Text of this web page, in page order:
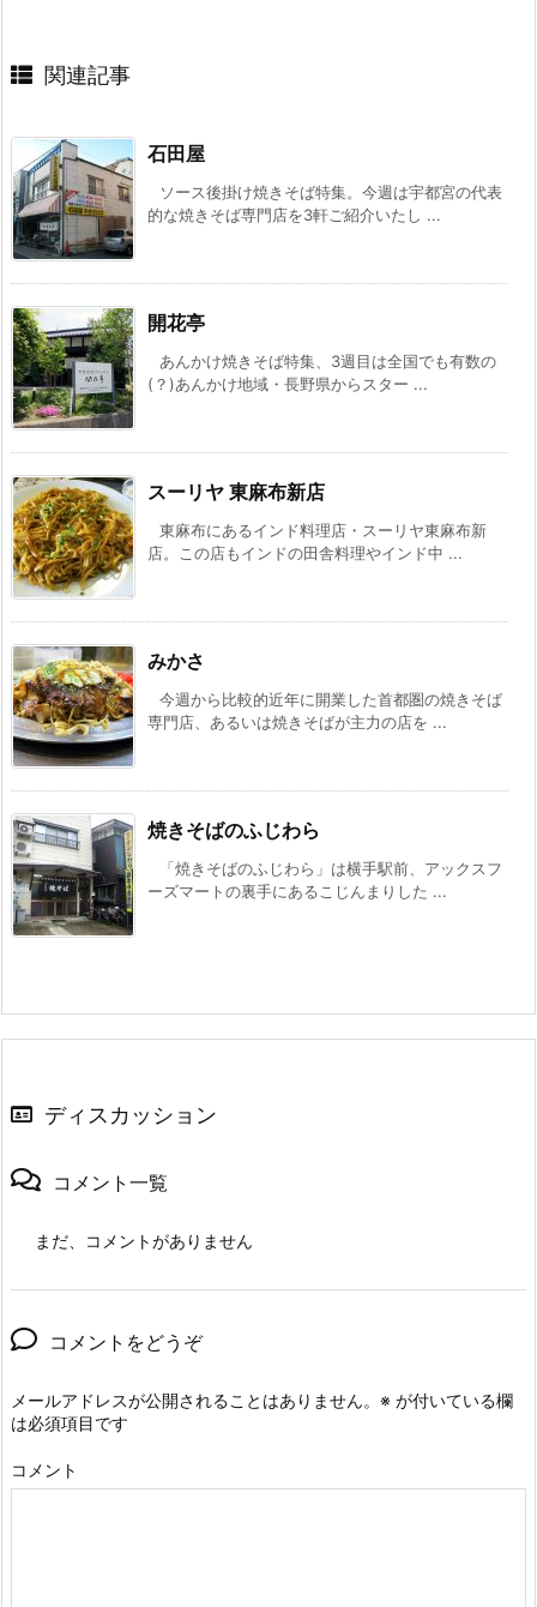
関連記事
石田屋
ソース後掛け焼きそば特集。今週は宇都宮の代表
的な焼きそば専門店を3軒ご紹介いたし ...
開花亭
あんかけ焼きそば特集、3週目は全国でも有数の
(？)あんかけ地域・長野県からスター ...
スーリヤ 東麻布新店
東麻布にあるインド料理店・スーリヤ東麻布新
店。この店もインドの田舎料理やインド中 ...
みかさ
今週から比較的近年に開業した首都圏の焼きそば
専門店、あるいは焼きそばが主力の店を ...
焼きそばのふじわら
「焼きそばのふじわら」は横手駅前、アックスフ
ーズマートの裏手にあるこじんまりした ...
ディスカッション
コメント一覧
まだ、コメントがありません
コメントをどうぞ
メールアドレスが公開されることはありません。 ※ が付いている欄
は必須項目です
コメント